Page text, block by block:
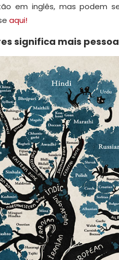
em inglês, mas podem
aqui!
significa mais